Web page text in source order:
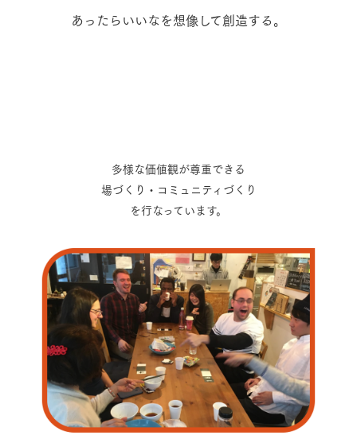
あったらいいなを想像して創造する。
多様な価値観が尊重できる
場づくり・コミュニティづくり
を行なっています。